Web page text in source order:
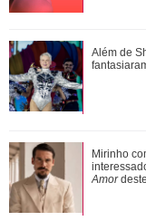
Pedro
que vai
Veja tudo
Todynho
Além de
Mirinho
Amor